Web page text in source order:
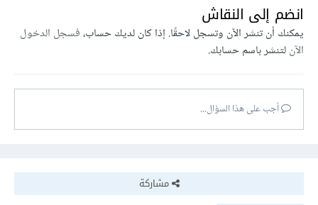
انضم إلى النقاش
يمكنك أن تنشر الآن وتسجل لاحقًا. إذا كان لديك حساب،فسجل الدخول
الآنلتنشر باسم حسابك.
أجب على هذا السؤال...
مشاركة